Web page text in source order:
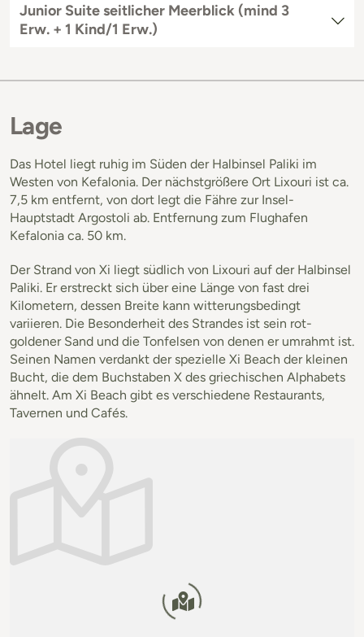
Junior Suite seitlicher Meerblick (mind 3
Erw. + 1 Kind/1 Erw.)
Lage
Das Hotel liegt ruhig im Süden der Halbinsel Paliki im
Westen von Kefalonia. Der nächstgrößere Ort Lixouri ist ca.
7,5 km entfernt, von dort legt die Fähre zur Insel-
Hauptstadt Argostoli ab. Entfernung zum Flughafen
Kefalonia ca. 50 km.
Der Strand von Xi liegt südlich von Lixouri auf der Halbinsel
Paliki. Er erstreckt sich über eine Länge von fast drei
Kilometern, dessen Breite kann witterungsbedingt
variieren. Die Besonderheit des Strandes ist sein rot-
goldener Sand und die Tonfelsen von denen er umrahmt ist.
Seinen Namen verdankt der spezielle Xi Beach der kleinen
Bucht, die dem Buchstaben X des griechischen Alphabets
ähnelt. Am Xi Beach gibt es verschiedene Restaurants,
Tavernen und Cafés.